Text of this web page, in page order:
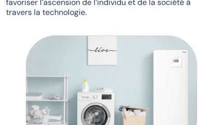
favoriser l’ascension de l’individu et de la société à
travers la technologie.